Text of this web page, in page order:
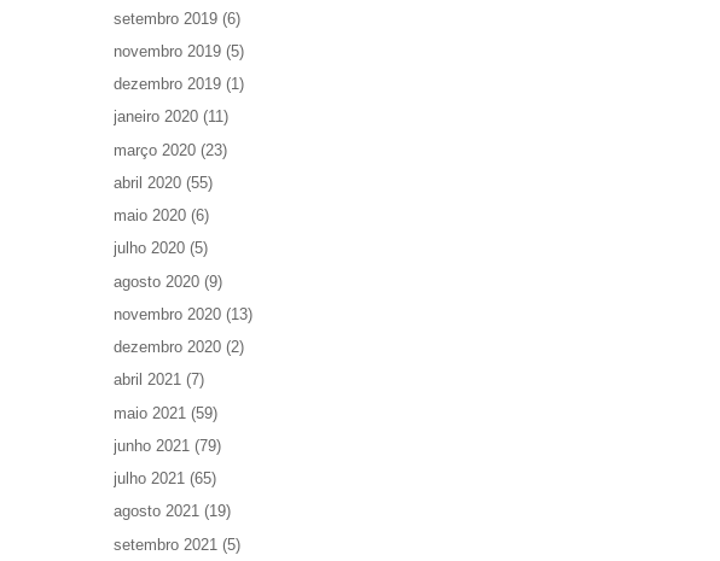
setembro 2019 (6)
novembro 2019 (5)
dezembro 2019 (1)
janeiro 2020 (11)
março 2020 (23)
abril 2020 (55)
maio 2020 (6)
julho 2020 (5)
agosto 2020 (9)
novembro 2020 (13)
dezembro 2020 (2)
abril 2021 (7)
maio 2021 (59)
junho 2021 (79)
julho 2021 (65)
agosto 2021 (19)
setembro 2021 (5)